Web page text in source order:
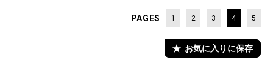
PAGES 1 2 3 4 5
お気に入りに保存